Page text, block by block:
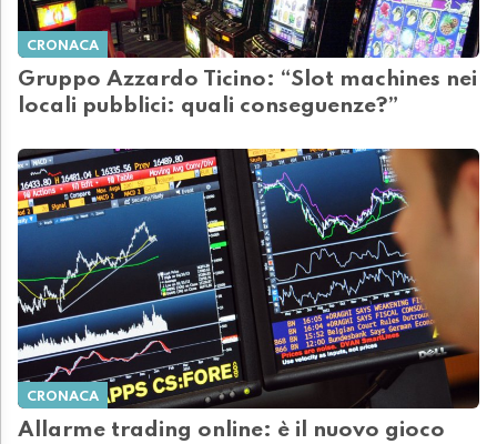
CRONACA
Gruppo Azzardo Ticino: “Slot machines nei
locali pubblici: quali conseguenze?”
CRONACA
Allarme trading online: è il nuovo gioco